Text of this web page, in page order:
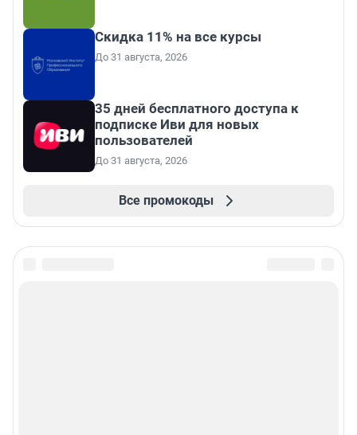
Скидка 11% на все курсы
До 31 августа, 2026
35 дней бесплатного доступа к
подписке Иви для новых
пользователей
До 31 августа, 2026
Все промокоды